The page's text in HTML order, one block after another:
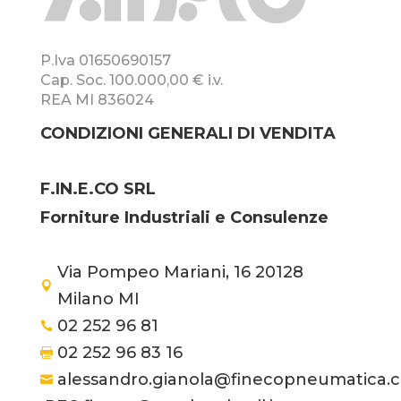
P.Iva 01650690157
Cap. Soc. 100.000,00 € i.v.
REA MI 836024
CONDIZIONI GENERALI DI VENDITA
F.IN.E.CO SRL
Forniture Industriali e Consulenze

Via Pompeo Mariani, 16 20128
Milano MI
 02 252 96 81
 02 252 96 83 16
